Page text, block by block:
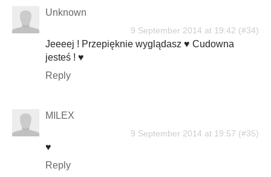
Unknown
9 September 2014 at 19:42
Jeeeej ! Przepięknie wyglądasz ♥ Cudowna
jesteś ! ♥
Reply
MILEX
9 September 2014 at 19:57
♥
Reply